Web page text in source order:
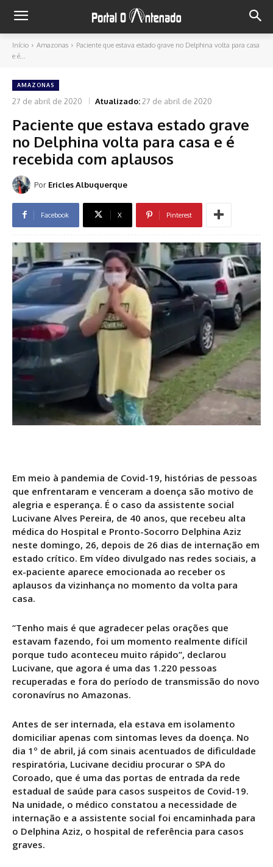
Início Amazonas
Paciente que estava estado grave no Delphina volta para casa
e é...
AMAZONAS
27 de abril de 2020 Atualizado:27 de abril de 2020
Paciente que estava estado grave
no Delphina volta para casa e é
recebida com aplausos
Por Ericles Albuquerque
Facebook X Pinterest
Em meio à pandemia de Covid-19, histórias de pessoas
que enfrentaram e venceram a doença são motivo de
alegria e esperança. É o caso da assistente social
Lucivane Alves Pereira, de 40 anos, que recebeu alta
médica do Hospital e Pronto-Socorro Delphina Aziz
neste domingo, 26, depois de 26 dias de internação em
estado crítico. Em vídeo divulgado nas redes sociais, a
ex-paciente aparece emocionada ao receber os
aplausos da vizinhança no momento da volta para
casa.
“Tenho mais é que agradecer pelas orações que
estavam fazendo, foi um momento realmente difícil
porque tudo aconteceu muito rápido”, declarou
Lucivane, que agora é uma das 1.220 pessoas
recuperadas e fora do período de transmissão do novo
coronavírus no Amazonas.
Antes de ser internada, ela estava em isolamento
domiciliar apenas com sintomas leves da doença. No
dia 1º de abril, já com sinais acentuados de dificuldade
respiratória, Lucivane decidiu procurar o SPA do
Coroado, que é uma das portas de entrada da rede
estadual de saúde para casos suspeitos de Covid-19.
Na unidade, o médico constatou a necessidade de
internação e a assistente social foi encaminhada para
o Delphina Aziz, o hospital de referência para casos
graves.